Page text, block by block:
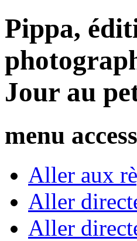
Pippa,
Jour au
menu
Aller aux
Aller
Aller